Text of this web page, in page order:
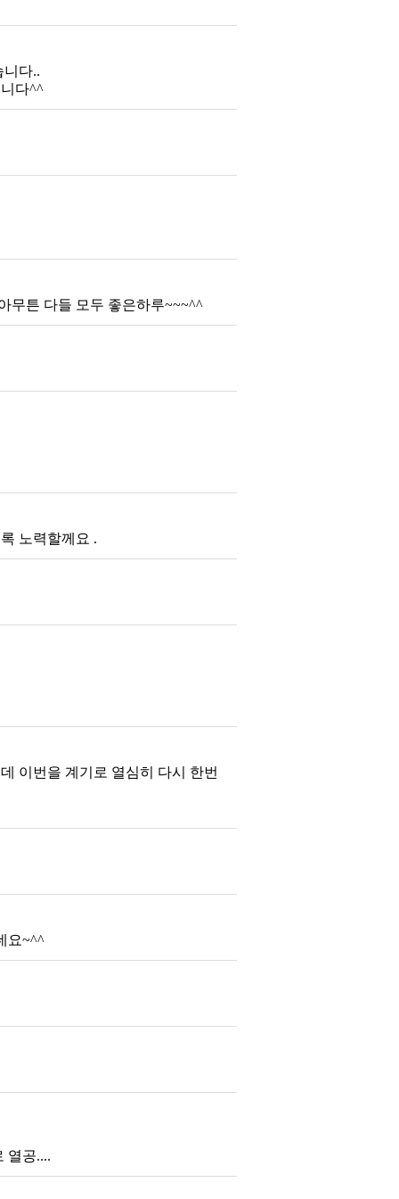
니다..
다^^
무튼 다들 모두 좋은하루~~~^^
노력할께요 .
이번을 계기로 열심히 다시 한번
요~^^
열공....